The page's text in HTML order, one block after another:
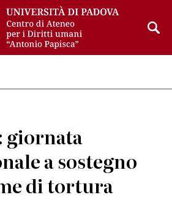
giornata
a sostegno
di tortura